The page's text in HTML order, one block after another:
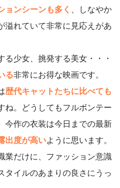
ョンシーンも多く
、しなやか
溢れていて非常に見応えがあ
少女、挑発する美女・・・
る非常にお得な映画です。
歴代キャットたちに比べても
ね。どうしてもフルボンテー
今作の衣装は今日までの最新
出度が高いように思います。
業だけに、ファッション意識
タイルのあまりの良さにうっ